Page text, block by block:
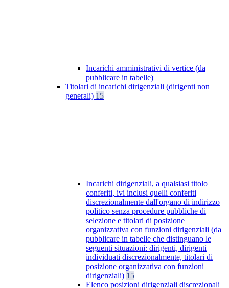
Incarichi amministrativi di vertice (da
pubblicare in tabelle)
Titolari di incarichi dirigenziali (dirigenti non
generali) 15
Incarichi dirigenziali, a qualsiasi titolo
conferiti, ivi inclusi quelli conferiti
discrezionalmente dall'organo di indirizzo
politico senza procedure pubbliche di
selezione e titolari di posizione
organizzativa con funzioni dirigenziali (da
pubblicare in tabelle che distinguano le
seguenti situazioni: dirigenti, dirigenti
individuati discrezionalmente, titolari di
posizione organizzativa con funzioni
dirigenziali) 15
Elenco posizioni dirigenziali discrezionali